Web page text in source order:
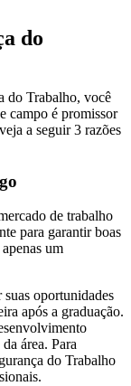
do
do Trabalho, você
campo é promissor
a seguir 3 razões
de trabalho
para garantir boas
um
oportunidades
após a graduação.
área. Para
do Trabalho